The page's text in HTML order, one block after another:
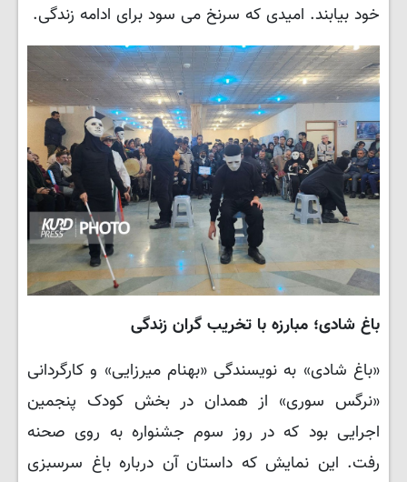
خود بیابند. امیدی که سرنخ می سود برای ادامه زندگی.
باغ شادی؛ مبارزه با تخریب گران زندگی
«باغ شادی» به نویسندگی «بهنام میرزایی» و کارگردانی
«نرگس سوری» از همدان در بخش کودک پنجمین
اجرایی بود که در روز سوم جشنواره به روی صحنه
رفت. این نمایش که داستان آن درباره باغ سرسبزی